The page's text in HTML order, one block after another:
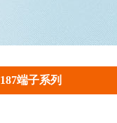
187端子系列